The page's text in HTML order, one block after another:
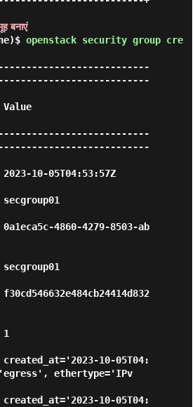
बनाएं
openstack security group cre
10-05T04:53:57Z
4860-4279-8503-ab
10-05T04:
ethertype='IPv
10-05T04: